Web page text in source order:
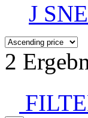
J
2